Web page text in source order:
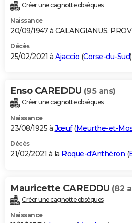
Créer une cagnotte obsèques
Naissance
20/09/1947 à CALANGIANUS,
Décès
25/02/2021 à Ajaccio (Corse-du-Sud)
Enso CAREDDU (95 ans)
Créer une cagnotte obsèques
Naissance
23/08/1925 à Jœuf(Meurthe-et-
Décès
21/02/2021 à la Roque-d'Anthéron (
Mauricette CAREDDU (82
Créer une cagnotte obsèques
Naissance